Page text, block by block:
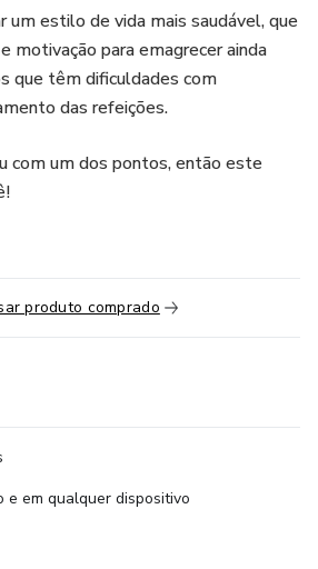
um estilo de vida mais saudável, que
motivação para emagrecer ainda
que têm dificuldades com
das refeições.
com um dos pontos, então este
produto comprado
e em qualquer dispositivo